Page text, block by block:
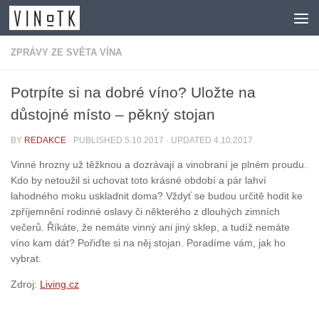
Skip to content
ZPRÁVY ZE SVĚTA VÍNA
Potrpíte si na dobré víno? Uložte na
důstojné místo – pěkný stojan
BY REDAKCE · PUBLISHED 5.10.2017 · UPDATED 4.10.2017
Vinné hrozny už těžknou a dozrávají a vinobraní je plném proudu.
Kdo by netoužil si uchovat toto krásné období a pár lahví
lahodného moku uskladnit doma? Vždyť se budou určitě hodit ke
zpříjemnění rodinné oslavy či některého z dlouhých zimních
večerů. Říkáte, že nemáte vinný ani jiný sklep, a tudíž nemáte
víno kam dát? Pořiďte si na něj stojan. Poradíme vám, jak ho
vybrat.
Zdroj: Living.cz